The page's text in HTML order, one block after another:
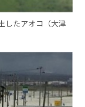
したアオコ（大津